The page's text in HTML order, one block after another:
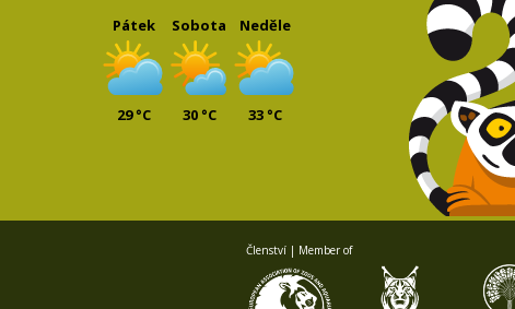
Pátek
29 °C
Sobota
30 °C
Neděle
33 °C
Členství | Member of